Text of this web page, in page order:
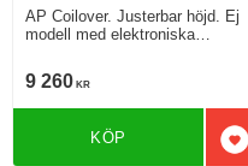
AP Coilover. Justerbar höjd. Ej
modell med elektroniska
9 260 KR
KÖP